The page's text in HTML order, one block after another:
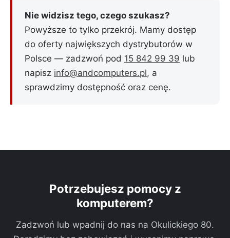
Nie widzisz tego, czego szukasz?
Powyższe to tylko przekrój. Mamy dostęp
do oferty największych dystrybutorów w
Polsce — zadzwoń pod 15 842 99 39 lub
napisz info@andcomputers.pl, a
sprawdzimy dostępność oraz cenę.
Potrzebujesz pomocy z
komputerem?
Zadzwoń lub wpadnij do nas na Okulickiego 80.